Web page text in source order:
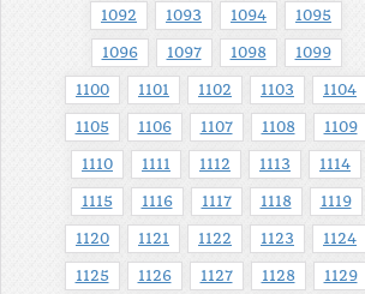
1092 1093 1094 1095
1096 1097 1098 1099
1100 1101 1102 1103 1104
1105 1106 1107 1108 1109
1110 1111 1112 1113 1114
1115 1116 1117 1118 1119
1120 1121 1122 1123 1124
1125 1126 1127 1128 1129